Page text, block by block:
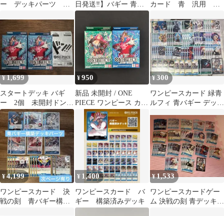
ー デッキパーツ 決
青、緑 4コン多数あり
日発送‼️】バギー 青緑
ルフィ強化パーツ R 4
カード 青 汎用 イ
ー ジンベエ 他
¥1,699
スタートデッキ バギ
ー 2個 未開封ドンプ
ロモ付き
¥950
新品 未開封 / ONE
PIECE ワンピース カー
ドゲーム / スタートデ
ッキ / 緑 ジュエリー・
ボニー / 青 バギー / 各1
点 計2点セット
¥ 300
ワンピースカード 緑青
ルフィ 青バギー デッキ
¥4,199
ワンピースカード 決
戦の刻 青バギー構築
¥ 1,400
ワンピースカード バ
ギー 構築済みデッキ
¥1,533
ワンピースカードゲー
ム 決戦の刻 青デッキパ